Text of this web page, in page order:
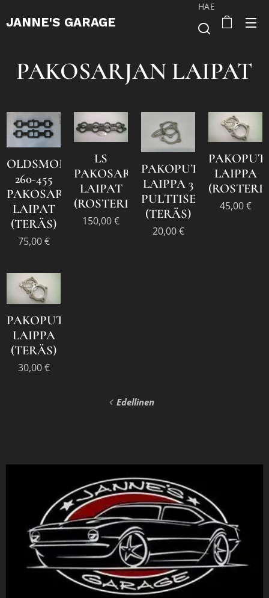
JANNE'S GARAGE
HAE
PAKOSARJAN LAIPAT
OLDSMOBILE
260-455
PAKOSARJAN
LAIPAT
(TERÄS)
75,00€
LS
PAKOSARJAN
LAIPAT
(ROSTERI)
150,00€
PAKOPUTKEN
LAIPPA 3
PULTTISET
(TERÄS)
20,00€
LAIPPA
(ROSTERI)
45,00€
PAKOPUTKEN
LAIPPA
(TERÄS)
30,00€
Edellinen